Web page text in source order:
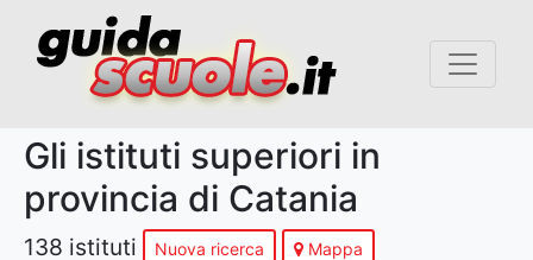
Gli istituti superiori in
provincia di Catania
138 istituti Nuova ricerca Mappa